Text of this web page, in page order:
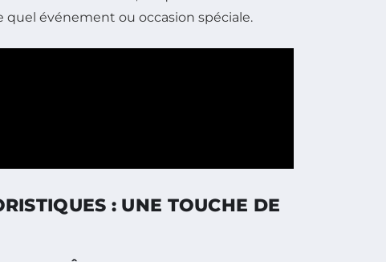
quel événement ou occasion spéciale.
: UNE TOUCHE DE